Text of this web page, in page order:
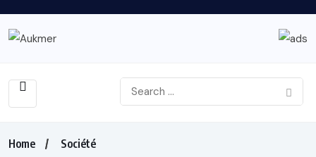
Home
Société